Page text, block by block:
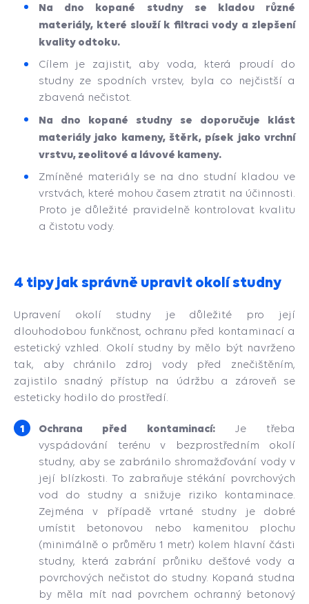
Na dno kopané studny se kladou různé
materiály, které slouží k filtraci vody a zlepšení
kvality odtoku.
Cílem je zajistit, aby voda, která proudí do
studny ze spodních vrstev, byla co nejčistší a
zbavená nečistot.
Na dno kopané studny se doporučuje klást
materiály jako kameny, štěrk, písek jako vrchní
vrstvu, zeolitové a lávové kameny.
Zmíněné materiály se na dno studní kladou ve
vrstvách, které mohou časem ztratit na účinnosti.
Proto je důležité pravidelně kontrolovat kvalitu
a čistotu vody.
4 tipy jak správně upravit okolí studny
Upravení okolí studny je důležité pro její
dlouhodobou funkčnost, ochranu před kontaminací a
estetický vzhled. Okolí studny by mělo být navrženo
tak, aby chránilo zdroj vody před znečištěním,
zajistilo snadný přístup na údržbu a zároveň se
esteticky hodilo do prostředí.
Ochrana před kontaminací:Je třeba
vyspádování terénu v bezprostředním okolí
studny, aby se zabránilo shromažďování vody v
její blízkosti. To zabraňuje stékání povrchových
vod do studny a snižuje riziko kontaminace.
Zejména v případě vrtané studny je dobré
umístit betonovou nebo kamenitou plochu
(minimálně o průměru 1 metr) kolem hlavní části
studny, která zabrání průniku dešťové vody a
povrchových nečistot do studny. Kopaná studna
by měla mít nad povrchem ochranný betonový